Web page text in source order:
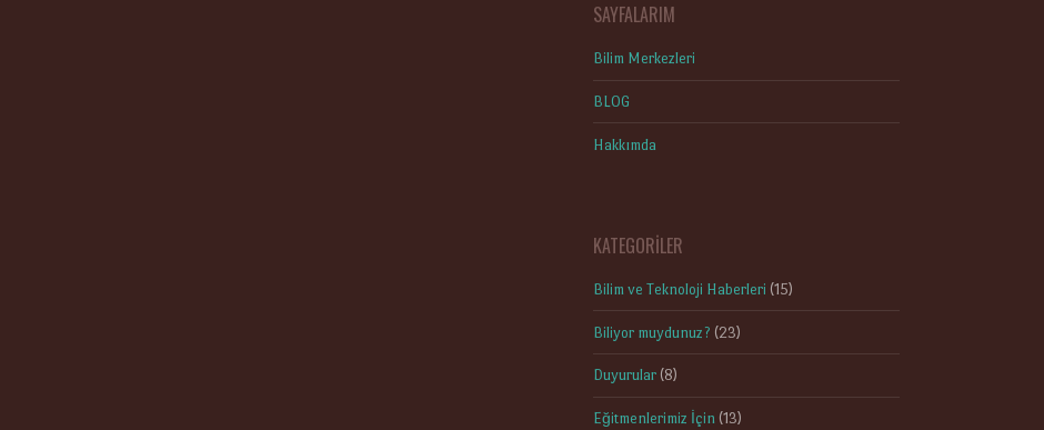
SAYFALARIM
Bilim Merkezleri
BLOG
Hakkımda
KATEGORILER
Bilim ve Teknoloji Haberleri (15)
Biliyor muydunuz? (23)
Duyurular (8)
Eğitmenlerimiz İçin (13)